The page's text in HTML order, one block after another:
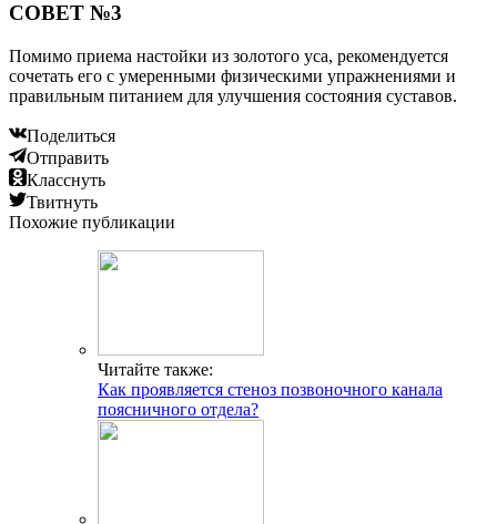
СОВЕТ №3
Помимо приема настойки из золотого уса, рекомендуется
сочетать его с умеренными физическими упражнениями и
правильным питанием для улучшения состояния суставов.
Поделиться
Отправить
Класснуть
Твитнуть
Похожие публикации
Читайте также:
Как проявляется стеноз позвоночного канала
поясничного отдела?